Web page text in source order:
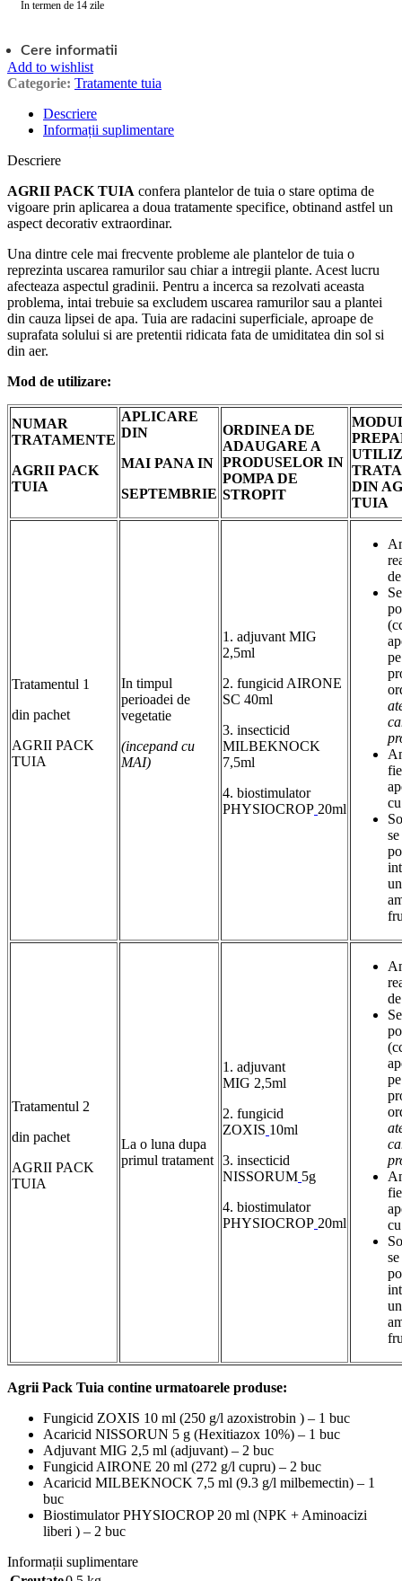
În termen de 14 zile
Cere informatii
Add to wishlist
Categorie: Tratamente tuia
Descriere
Informații suplimentare
Descriere
AGRII PACK TUIA confera plantelor de tuia o stare optima de
vigoare prin aplicarea a doua tratamente specifice, obtinand astfel un
aspect decorativ extraordinar.
Una dintre cele mai frecvente probleme ale plantelor de tuia o
reprezinta uscarea ramurilor sau chiar a intregii plante. Acest lucru
afecteaza aspectul gradinii. Pentru a incerca sa rezolvati aceasta
problema, intai trebuie sa excludem uscarea ramurilor sau a plantei
din cauza lipsei de apa. Tuia are radacini superficiale, aproape de
suprafata solului si are pretentii ridicata fata de umiditatea din sol si
din aer.
Mod de utilizare:
NUMAR
TRATAMENTE
AGRII PACK
TUIA
APLICARE
DIN
MAI PANA IN
SEPTEMBRIE
ORDINEA DE
ADAUGARE A
PRODUSELOR IN
POMPA DE
STROPIT
DIN
TUIA
Tratamentul 1
din pachet
AGRII PACK
TUIA
In timpul
perioadei de
vegetatie
(incepand cu
MAI)
1. adjuvant MIG
2,5ml
2. fungicid AIRONE
SC 40ml
3. insecticid
MILBEKNOCK
7,5ml
4. biostimulator
PHYSIOCROP 20ml
Tratamentul 2
din pachet
AGRII PACK
TUIA
La o luna dupa
primul tratament
1. adjuvant
MIG 2,5ml
2. fungicid
ZOXIS 10ml
3. insecticid
NISSORUM 5g
4. biostimulator
PHYSIOCROP 20ml
Agrii Pack Tuia contine urmatoarele produse:
Fungicid ZOXIS 10 ml (250 g/l azoxistrobin ) – 1 buc
Acaricid NISSORUN 5 g (Hexitiazox 10%) – 1 buc
Adjuvant MIG 2,5 ml (adjuvant) – 2 buc
Fungicid AIRONE 20 ml (272 g/l cupru) – 2 buc
Acaricid MILBEKNOCK 7,5 ml (9.3 g/l milbemectin) – 1
buc
Biostimulator PHYSIOCROP 20 ml (NPK + Aminoacizi
liberi ) – 2 buc
Informații suplimentare